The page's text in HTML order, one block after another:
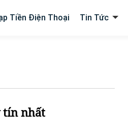
Tiền Điện Thoại Tin Tức
tín nhất